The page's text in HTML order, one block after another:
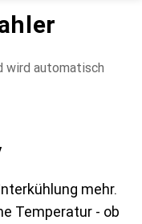
wird automatisch
mehr.
Temperatur - ob